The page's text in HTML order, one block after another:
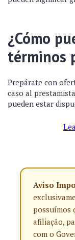
¿Cómo
términos
Prepárate con
caso al
pueden estar
Aviso
possuímos
afiliação,
com o